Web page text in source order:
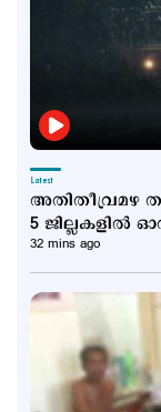
Latest
അതിതീവ്രമഴ
5 ജില്ലകളില്‍
32 mins ago